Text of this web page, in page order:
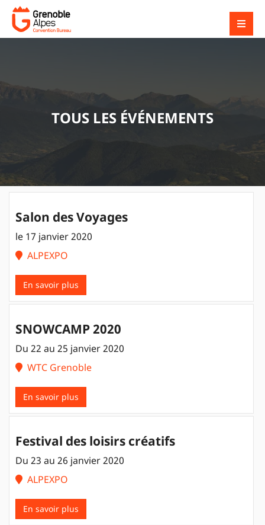
TOUS LES ÉVÉNEMENTS
Salon des Voyages
le 17 janvier 2020
ALPEXPO
En savoir plus
SNOWCAMP 2020
Du 22 au 25 janvier 2020
WTC Grenoble
En savoir plus
Festival des loisirs créatifs
Du 23 au 26 janvier 2020
ALPEXPO
En savoir plus